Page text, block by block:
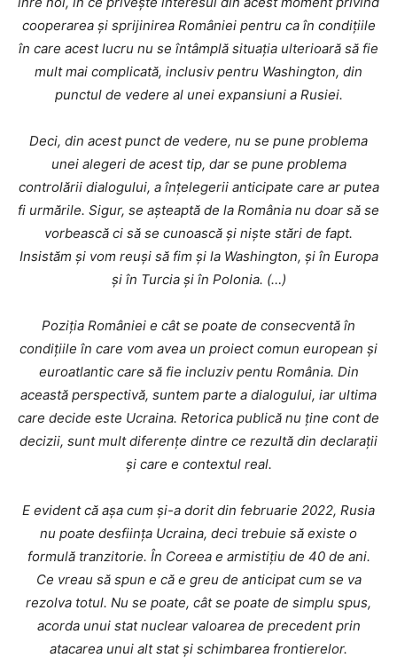
cooperarea și sprijinirea României pentru ca în condițiile
în care acest lucru nu se întâmplă situația ulterioară să fie
mult mai complicată, inclusiv pentru Washington, din
punctul de vedere al unei expansiuni a Rusiei.
Deci, din acest punct de vedere, nu se pune problema
unei alegeri de acest tip, dar se pune problema
controlării dialogului, a înțelegerii anticipate care ar putea
fi urmările. Sigur, se așteaptă de la România nu doar să se
vorbească ci să se cunoască și niște stări de fapt.
Insistăm și vom reuși să fim și la Washington, și în Europa
și în Turcia și în Polonia. (…)
Poziția României e cât se poate de consecventă în
condițiile în care vom avea un proiect comun european și
euroatlantic care să fie incluziv pentu România. Din
această perspectivă, suntem parte a dialogului, iar ultima
care decide este Ucraina. Retorica publică nu ține cont de
decizii, sunt mult diferențe dintre ce rezultă din declarații
și care e contextul real.
E evident că așa cum și-a dorit din februarie 2022, Rusia
nu poate desființa Ucraina, deci trebuie să existe o
formulă tranzitorie. În Coreea e armistițiu de 40 de ani.
Ce vreau să spun e că e greu de anticipat cum se va
rezolva totul. Nu se poate, cât se poate de simplu spus,
acorda unui stat nuclear valoarea de precedent prin
atacarea unui alt stat și schimbarea frontierelor.